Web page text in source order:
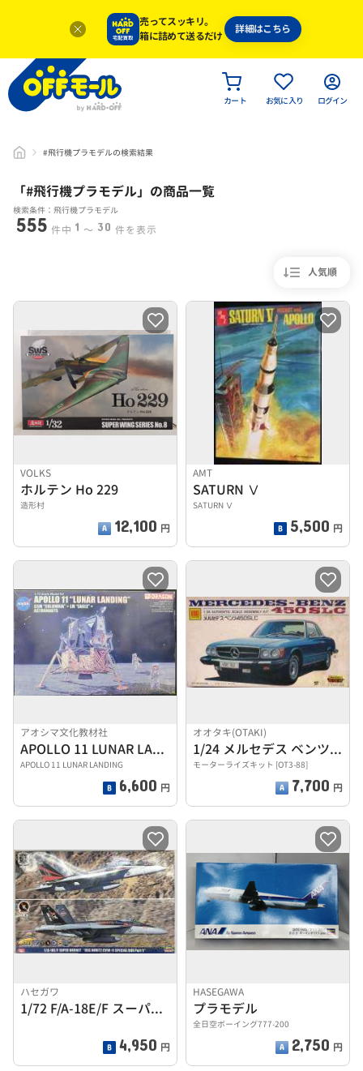
売ってスッキリ。
箱に詰めて送るだけ
詳細はこちら
カート お気に入り ログイン
#飛行機プラモデルの検索結果
「#飛行機プラモデル」 の商品一覧
検索条件：飛行機プラモデル
555 件中 1 〜 30 件を表示
人気順
VOLKS
ホルテン Ho 229
造形村
12,100 円
AMT
SATURN Ⅴ
SATURN Ⅴ
5,500 円
アオシマ文化教材社
APOLLO 11 LUNAR LANDING
APOLLO 11 LUNAR LANDING
6,600 円
オオタキ(OTAKI)
1/24 メルセデス ベンツ 450SLC
モーターライズキット [OT3-88]
7,700 円
ハセガワ
1/72 F/A-18E/F スーパーホーネット USS ニ
4,950 円
HASEGAWA
プラモデル
全日空ボーイング777-200
2,750 円